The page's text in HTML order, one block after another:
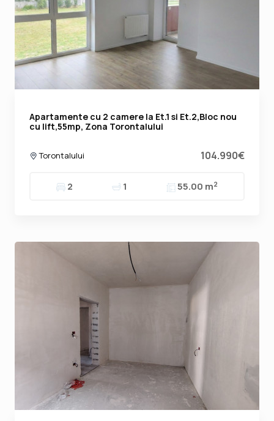
Apartamente cu 2 camere la Et.1 si Et.2,Bloc nou
cu lift,55mp, Zona Torontalului
Torontalului 104.990€
2 1 55.00 m2